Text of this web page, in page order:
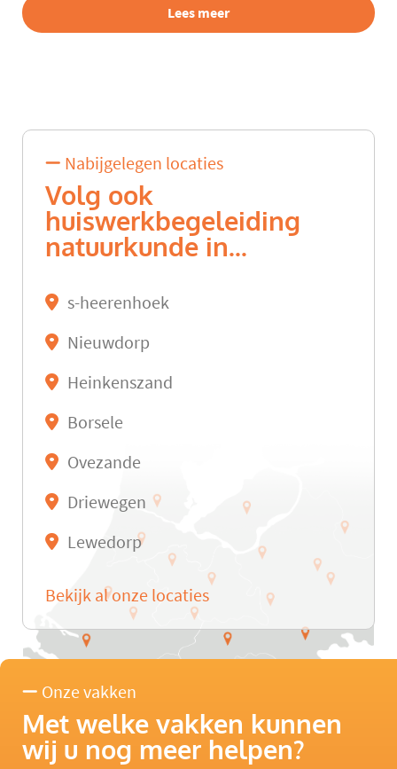
Lees meer
Nabijgelegen locaties
Volg ook
huiswerkbegeleiding
natuurkunde in...
s-heerenhoek
Nieuwdorp
Heinkenszand
Borsele
Ovezande
Driewegen
Lewedorp
Bekijk al onze locaties
Onze vakken
Met welke vakken kunnen
wij u nog meer helpen?